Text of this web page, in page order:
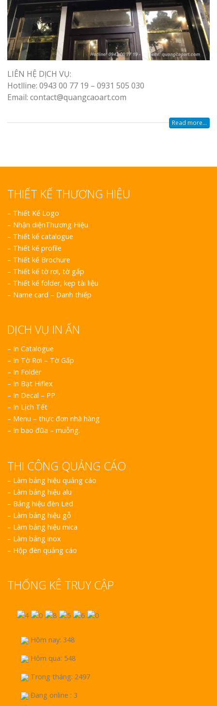
LIÊN HỆ DỊCH VỤ:
Hotlline: 0943 00 77 19 – 0931 505 030
Email: contact@quangcaoart.com
Read more...
THIẾT KẾ THƯƠNG HIỆU
– Thiết Kế Logo
– Nhận diệnThương Hiệu
– Thiết kế catalogue
– Thiết kế profile
– Thiết kế Brochure
– Thiết kế tờ rơi, tờ gấp
– Thiết kế folder, kẹp tài liệu
– Name card – Danh thiếp
DỊCH VỤ IN ẤN
– In Catalogue
– In Tờ Rơi – Tờ Gấp
– In Folder
– In Bạt Hiflex
– In Decal – PP
– In Lịch Tết
– Menu – thực đơn nhà hàng
– In bao đũa – muỗng.
THI CÔNG QUẢNG CÁO
– Làm bảng hiệu quảng cáo
– Làm bảng hiệu alu
– Bảng hiệu đèn Led
– Làm bảng hiệu gỗ
– Làm bảng hiệu mica
– Làm bảng inox
– Hộp đèn quảng cáo
THỐNG KÊ TRUY CẬP
Hôm nay: 348
Hôm qua: 548
Trong tháng: 2497
Đang online : 3
Làm Biển
Mỹ Phẩm Vinh Thu
Hàng
Top 10 Mẫu
Làm Bảng